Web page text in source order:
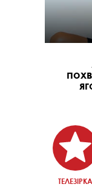
ТЕЛЕЗІРКА